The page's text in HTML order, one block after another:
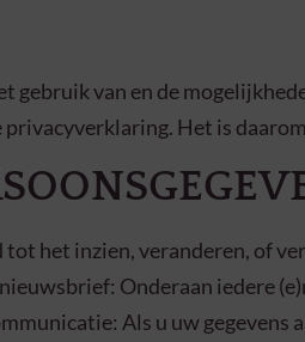
gebruik van en de
Het is
het inzien, veranderen, of
Onderaan iedere
Als u uw